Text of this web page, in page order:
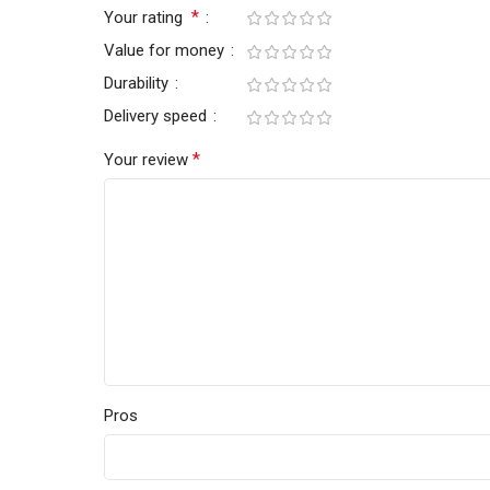
Your rating *
Value for money
Durability
Delivery speed
Your review *
Pros